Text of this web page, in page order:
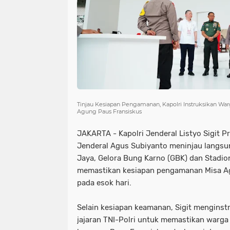
Tinjau Kesiapan Pengamanan, Kapolri Instruksikan
Agung Paus Fransiskus
JAKARTA - Kapolri Jenderal Listyo Sigit
Jenderal Agus Subiyanto meninjau
Jaya, Gelora Bung Karno (GBK) dan
memastikan kesiapan pengamanan Misa
pada esok hari.
Selain kesiapan keamanan, Sigit
jajaran TNI-Polri untuk memastikan